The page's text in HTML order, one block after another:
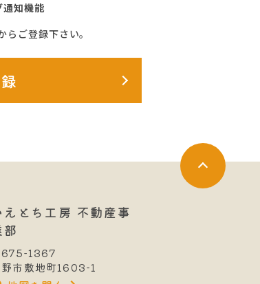
知機能
ご登録下さい。
えとち工房 不動産事
部
675-1367
市敷地町1603-1